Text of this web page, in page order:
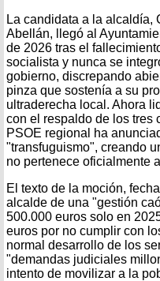
La candidata a la alcaldía,
Abellán, llegó al
de 2026 tras el
socialista y nunca se
gobierno, discrepando
pinza que sostenía a su
ultraderecha local. Ahora
con el respaldo de los tres
PSOE regional ha
"transfuguismo", creando
no pertenece oficialmente
El texto de la moción,
alcalde de una "gestión
500.000 euros solo en
euros por no cumplir con
normal desarrollo de los
"demandas judiciales
intento de movilizar a la